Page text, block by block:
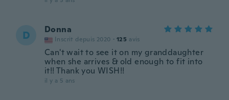
D Donna
Inscrit depuis 2020 · 125 avis
Can't wait to see it on my granddaughter
when she arrives & old enough to fit into
it!! Thank you WISH!!
il y a 5 ans